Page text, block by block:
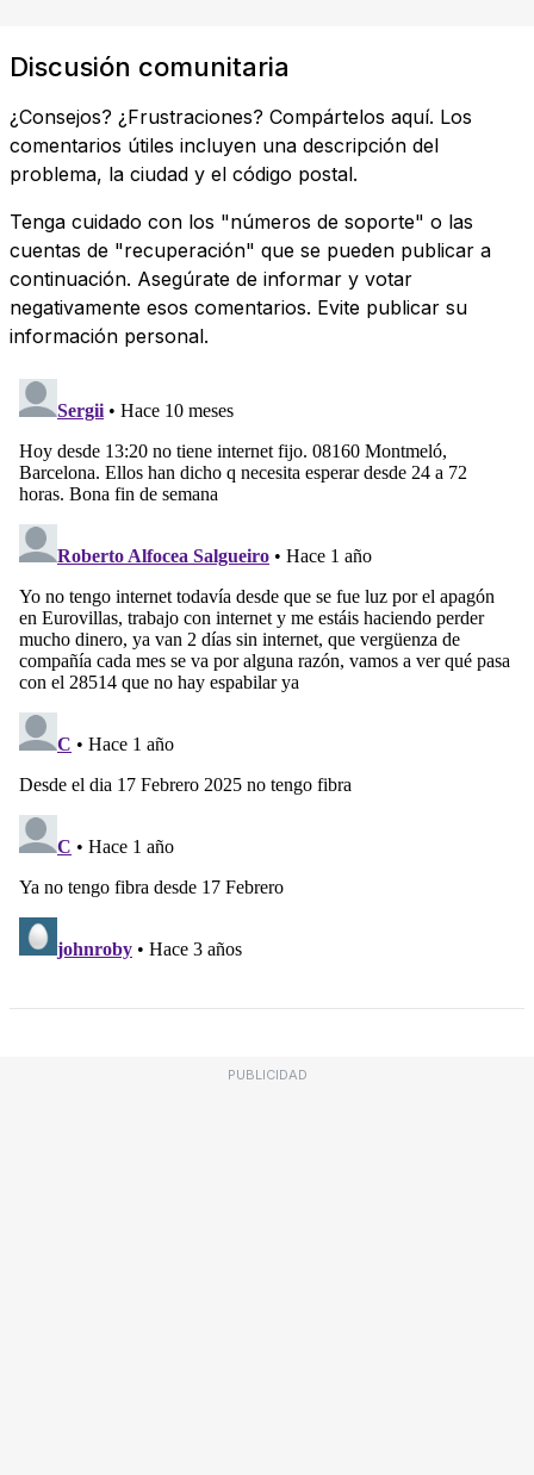
Discusión comunitaria
¿Consejos? ¿Frustraciones? Compártelos aquí. Los
comentarios útiles incluyen una descripción del
problema, la ciudad y el código postal.
Tenga cuidado con los "números de soporte" o las
cuentas de "recuperación" que se pueden publicar a
continuación. Asegúrate de informar y votar
negativamente esos comentarios. Evite publicar su
información personal.
PUBLICIDAD